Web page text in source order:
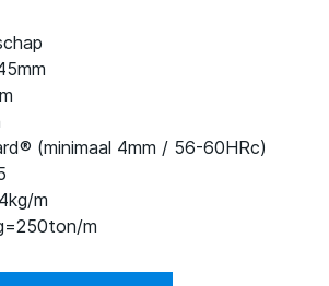
(minimaal 4mm / 56-60HRc)
m
m